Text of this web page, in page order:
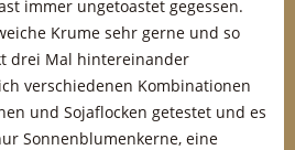
immer ungetoastet gegessen.
Krume sehr gerne und so
drei Mal hintereinander
verschiedenen Kombinationen
und Sojaflocken getestet und es
Sonnenblumenkerne, eine